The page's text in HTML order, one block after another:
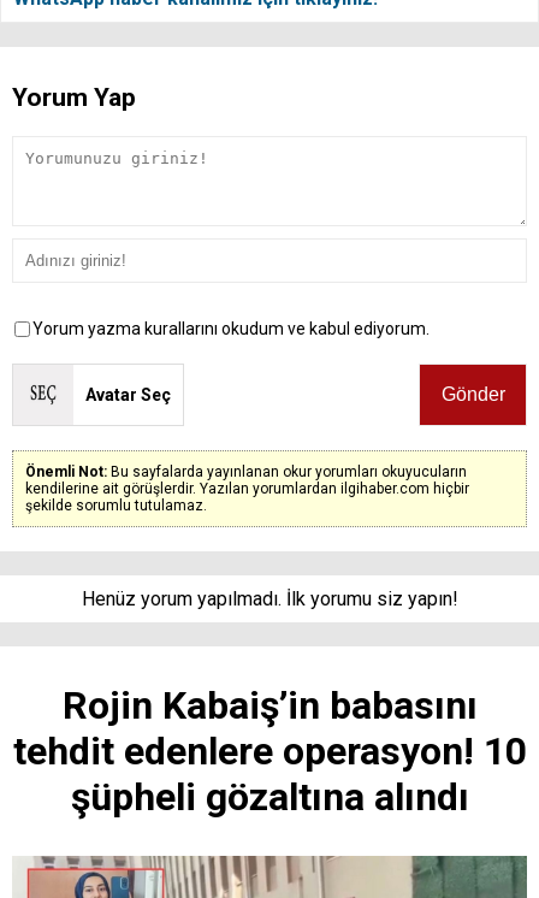
Yorum Yap
Yorum yazma kurallarını okudum ve kabul ediyorum.
Avatar Seç
Önemli Not: Bu sayfalarda yayınlanan okur yorumları okuyucuların
kendilerine ait görüşlerdir. Yazılan yorumlardan ilgihaber.com hiçbir
şekilde sorumlu tutulamaz.
Henüz yorum yapılmadı. İlk yorumu siz yapın!
Rojin Kabaiş’in babasını
tehdit edenlere operasyon! 10
şüpheli gözaltına alındı